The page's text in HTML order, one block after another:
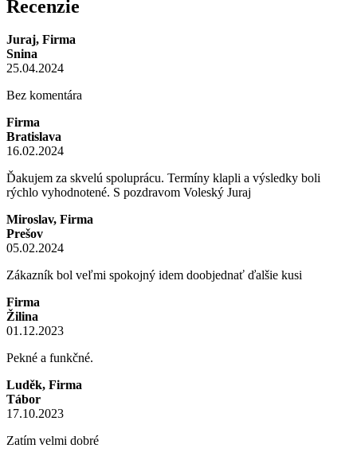
Recenzie
Juraj, Firma
Snina
25.04.2024
Bez komentára
Firma
Bratislava
16.02.2024
Ďakujem za skvelú spoluprácu. Termíny klapli a výsledky boli
rýchlo vyhodnotené. S pozdravom Voleský Juraj
Miroslav, Firma
Prešov
05.02.2024
Zákazník bol veľmi spokojný idem doobjednať ďalšie kusi
Firma
Žilina
01.12.2023
Pekné a funkčné.
Luděk, Firma
Tábor
17.10.2023
Zatím velmi dobré